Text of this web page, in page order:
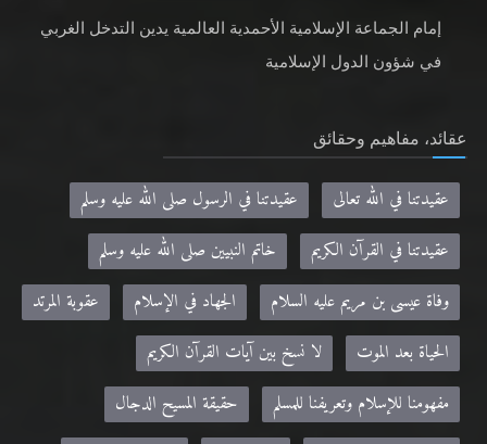
إمام الجماعة الإسلامية الأحمدية العالمية يدين التدخل الغربي
في شؤون الدول الإسلامية
عقائد، مفاهيم وحقائق
عقيدتنا في الله تعالى
عقيدتنا في الرسول صلى الله عليه وسلم
عقيدتنا في القرآن الكريم
خاتم النبيين صلى الله عليه وسلم
وفاة عيسى بن مريم عليه السلام
الجهاد في الإسلام
عقوبة المرتد
الحياة بعد الموت
لا نسخ بين آيات القرآن الكريم
مفهومنا للإسلام وتعريفنا للمسلم
حقيقة المسيح الدجال